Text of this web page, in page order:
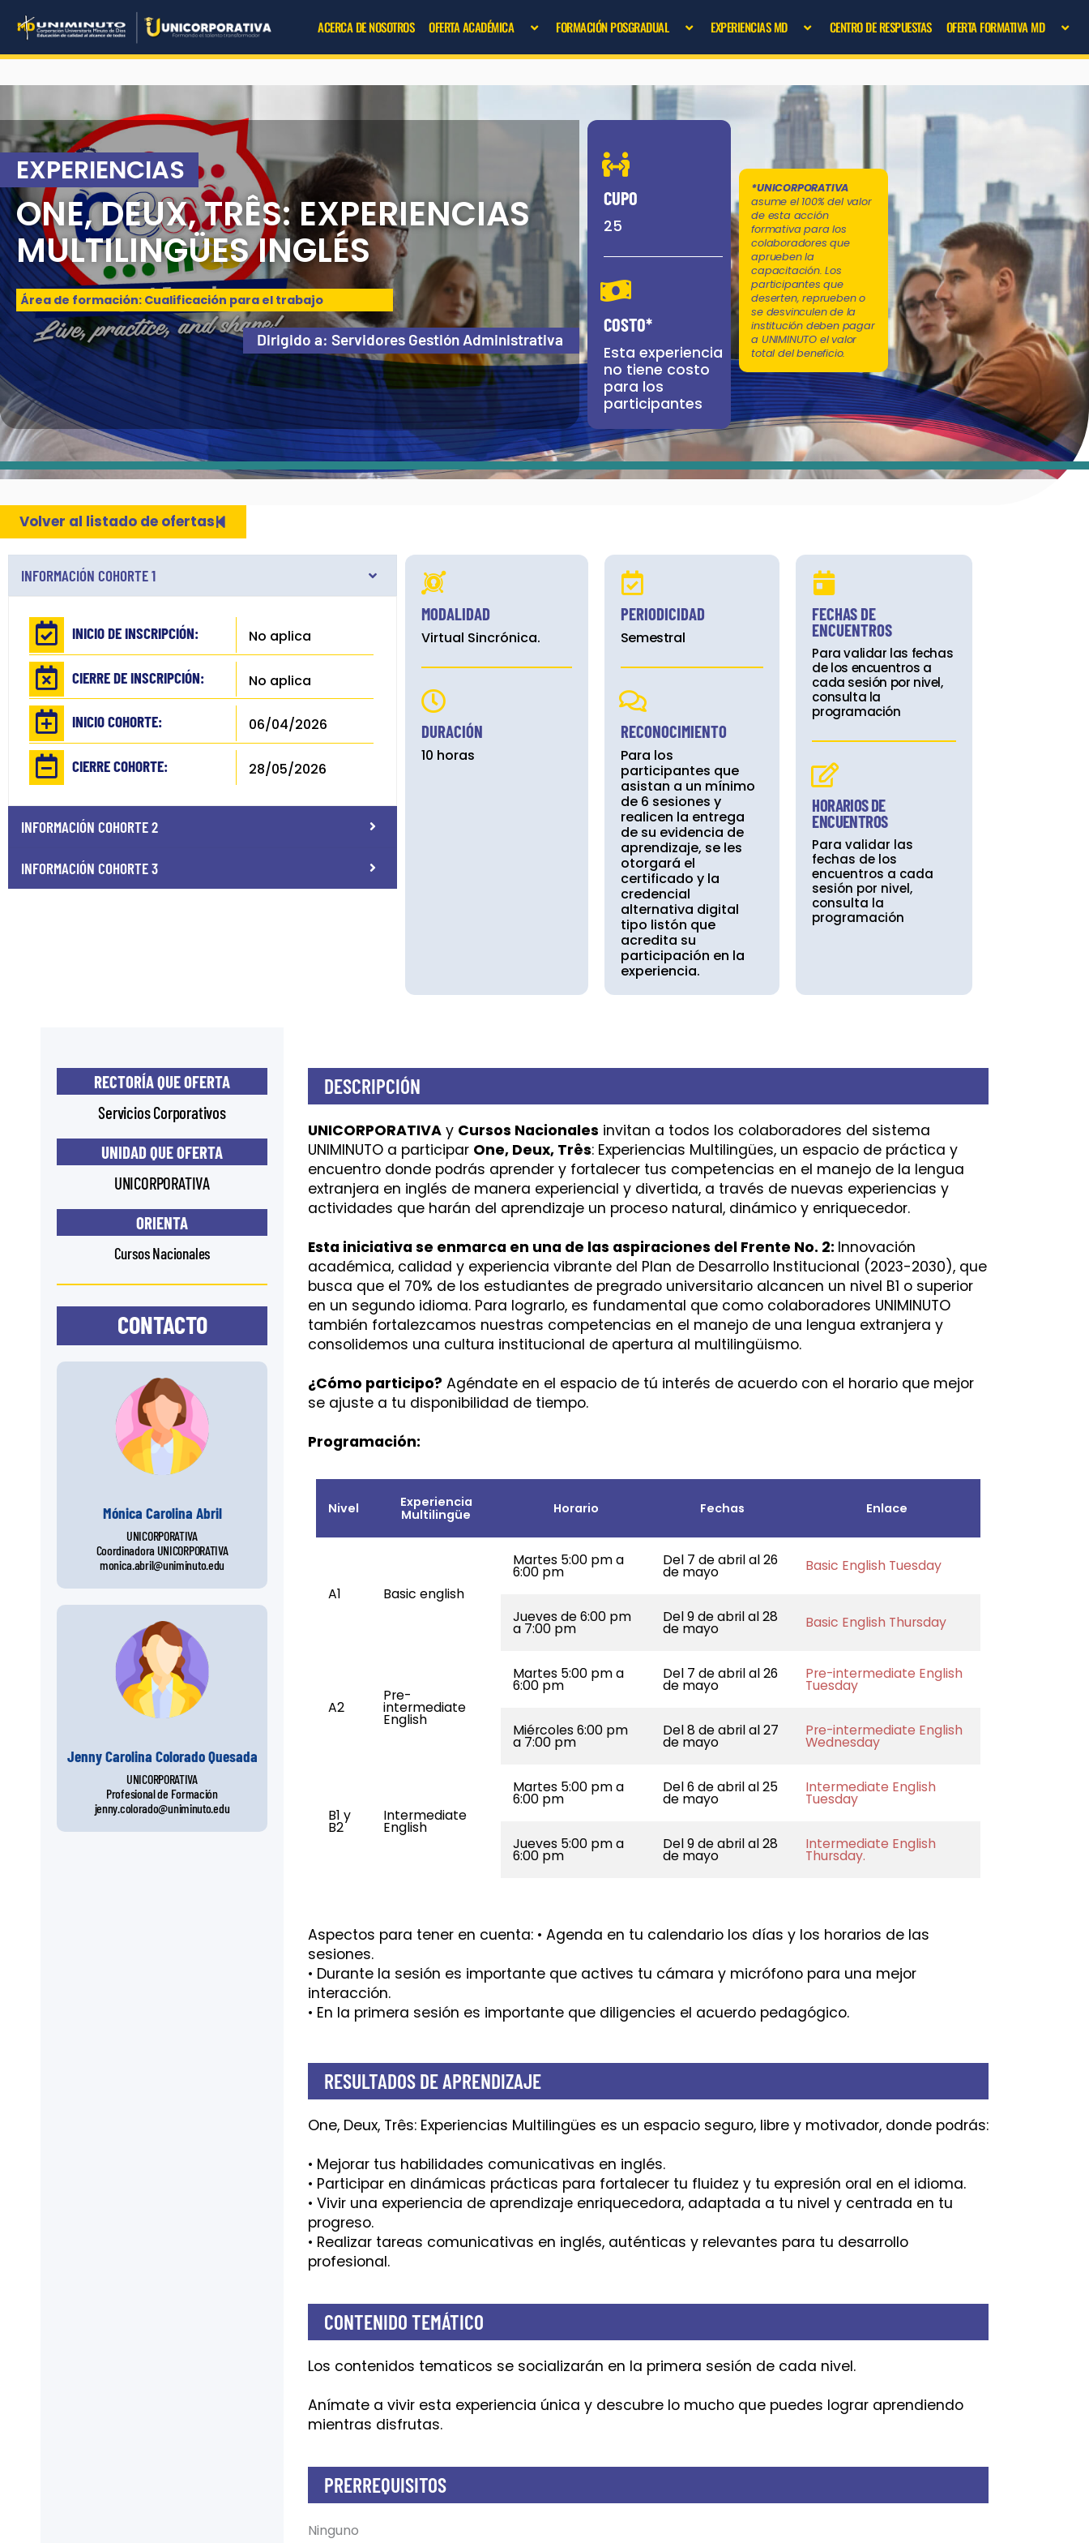
contenido
ACERCA DE NOSOTROS OFERTA ACADÉMICA FORMACIÓN POSGRADUAL EXPERIENCIAS MD CENTRO DE RESPUESTAS OFERTA FORMATIVA MD
EXPERIENCIAS
ONE, DEUX, TRÊS: EXPERIENCIAS
MULTILINGÜES INGLÉS
Área de formación: Cualificación para el trabajo
Dirigido a: Servidores Gestión Administrativa
CUPO
25
COSTO*
Esta experiencia
no tiene costo
para los
participantes
*UNICORPORATIVA
asume el 100% del valor
de esta acción
formativa para los
colaboradores que
aprueben la
capacitación. Los
participantes que
deserten, reprueben o
se desvinculen de la
institución deben pagar
a UNIMINUTO el valor
total del beneficio.
Volver al listado de ofertas
INFORMACIÓN COHORTE 1
INICIO DE INSCRIPCIÓN: No aplica
CIERRE DE INSCRIPCIÓN: No aplica
INICIO COHORTE: 06/04/2026
CIERRE COHORTE: 28/05/2026
INFORMACIÓN COHORTE 2
INFORMACIÓN COHORTE 3
MODALIDAD
Virtual Sincrónica.
DURACIÓN
10 horas
PERIODICIDAD
Semestral
RECONOCIMIENTO
Para los
participantes que
asistan a un mínimo
de 6 sesiones y
realicen la entrega
de su evidencia de
aprendizaje, se les
otorgará el
certificado y la
credencial
alternativa digital
tipo listón que
acredita su
participación en la
experiencia.
FECHAS DE
ENCUENTROS
Para validar las fechas
de los encuentros a
cada sesión por nivel,
consulta la
programación
HORARIOS DE
ENCUENTROS
Para validar las
fechas de los
encuentros a cada
sesión por nivel,
consulta la
programación
RECTORÍA QUE OFERTA
Servicios Corporativos
UNIDAD QUE OFERTA
UNICORPORATIVA
ORIENTA
Cursos Nacionales
CONTACTO
Mónica Carolina Abril
UNICORPORATIVA
Coordinadora UNICORPORATIVA
monica.abril@uniminuto.edu
Jenny Carolina Colorado Quesada
UNICORPORATIVA
Profesional de Formación
jenny.colorado@uniminuto.edu
DESCRIPCIÓN
UNICORPORATIVA y Cursos Nacionales invitan a todos los colaboradores del sistema
UNIMINUTO a participar One, Deux, Três: Experiencias Multilingües, un espacio de práctica y
encuentro donde podrás aprender y fortalecer tus competencias en el manejo de la lengua
extranjera en inglés de manera experiencial y divertida, a través de nuevas experiencias y
actividades que harán del aprendizaje un proceso natural, dinámico y enriquecedor.
Esta iniciativa se enmarca en una de las aspiraciones del Frente No. 2: Innovación
académica, calidad y experiencia vibrante del Plan de Desarrollo Institucional (2023-2030), que
busca que el 70% de los estudiantes de pregrado universitario alcancen un nivel B1 o superior
en un segundo idioma. Para lograrlo, es fundamental que como colaboradores UNIMINUTO
también fortalezcamos nuestras competencias en el manejo de una lengua extranjera y
consolidemos una cultura institucional de apertura al multilingüismo.
¿Cómo participo? Agéndate en el espacio de tú interés de acuerdo con el horario que mejor
se ajuste a tu disponibilidad de tiempo.
Programación:
Nivel
Experiencia
Multilingüe
Horario Fechas Enlace
A1 Basic english
Martes 5:00 pm a
6:00 pm
Del 7 de abril al 26
de mayo Basic English Tuesday
Jueves de 6:00 pm
a 7:00 pm
Del 9 de abril al 28
de mayo Basic English Thursday
A2
Pre-
intermediate
English
Martes 5:00 pm a
6:00 pm
Del 7 de abril al 26
de mayo
Pre-intermediate English
Tuesday
Miércoles 6:00 pm
a 7:00 pm
Del 8 de abril al 27
de mayo
Pre-intermediate English
Wednesday
B1 y
B2
Intermediate
English
Martes 5:00 pm a
6:00 pm
Del 6 de abril al 25
de mayo
Intermediate English
Tuesday
Jueves 5:00 pm a
6:00 pm
Del 9 de abril al 28
de mayo
Intermediate English
Thursday.
Aspectos para tener en cuenta: • Agenda en tu calendario los días y los horarios de las
sesiones.
• Durante la sesión es importante que actives tu cámara y micrófono para una mejor
interacción.
• En la primera sesión es importante que diligencies el acuerdo pedagógico.
RESULTADOS DE APRENDIZAJE
One, Deux, Três: Experiencias Multilingües es un espacio seguro, libre y motivador, donde podrás:
• Mejorar tus habilidades comunicativas en inglés.
• Participar en dinámicas prácticas para fortalecer tu fluidez y tu expresión oral en el idioma.
• Vivir una experiencia de aprendizaje enriquecedora, adaptada a tu nivel y centrada en tu
progreso.
• Realizar tareas comunicativas en inglés, auténticas y relevantes para tu desarrollo
profesional.
CONTENIDO TEMÁTICO
Los contenidos tematicos se socializarán en la primera sesión de cada nivel.
Anímate a vivir esta experiencia única y descubre lo mucho que puedes lograr aprendiendo
mientras disfrutas.
PRERREQUISITOS
Ninguno